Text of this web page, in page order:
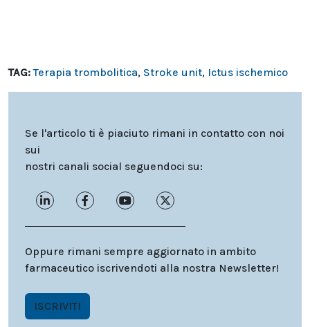
TAG: Terapia trombolitica, Stroke unit, Ictus ischemico
Se l'articolo ti è piaciuto rimani in contatto con noi
sui
nostri canali social seguendoci su:
Oppure rimani sempre aggiornato in ambito
farmaceutico iscrivendoti alla nostra Newsletter!
ISCRIVITI